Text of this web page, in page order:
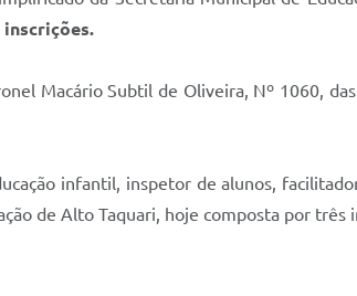
Macário Subtil de Oliveira, Nº 1060, das
infantil, inspetor de alunos,
de Alto Taquari, hoje composta por três